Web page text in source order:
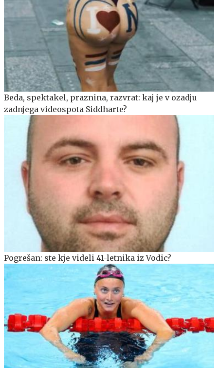
Beda, spektakel, praznina, razvrat: kaj je v ozadju
zadnjega videospota Siddharte?
Pogrešan: ste kje videli 41-letnika iz Vodic?